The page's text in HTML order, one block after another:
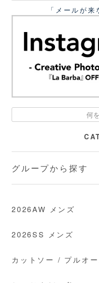
「メールが
グループから探す
2026AW メンズ
2026SS メンズ
カットソー / プルオ